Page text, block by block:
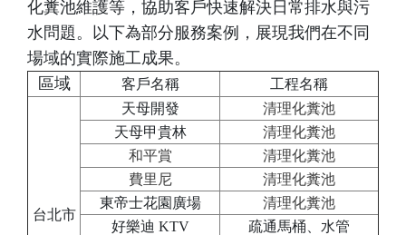
化糞池維護等，協助客戶快速解決日常排水與污
水問題。以下為部分服務案例，展現我們在不同
場域的實際施工成果。
區域
客戶名稱 工程名稱
台北市
天母開發
清理化糞池
天母甲貴林
清理化糞池
和平賞
清理化糞池
費里尼
清理化糞池
東帝士花園廣場
清理化糞池
好樂迪 KTV
疏通馬桶、水管